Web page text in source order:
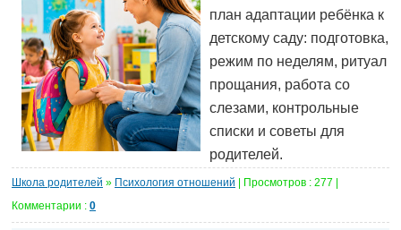
план адаптации ребёнка к
детскому саду: подготовка,
режим по неделям, ритуал
прощания, работа со
слезами, контрольные
списки и советы для
родителей.
Школа родителей » Психология отношений | Просмотров : 277 |
Комментарии : 0